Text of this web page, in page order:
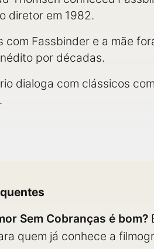
diretor em 1982.
com Fassbinder e a mãe
por décadas.
dialoga com clássicos
Sem Cobranças é bom?
quem já conhece a